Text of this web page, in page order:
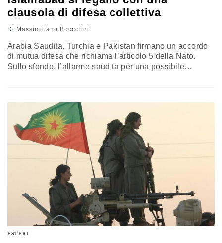
clausola di difesa collettiva
Di Massimiliano Boccolini
Arabia Saudita, Turchia e Pakistan firmano un accordo
di mutua difesa che richiama l’articolo 5 della Nato.
Sullo sfondo, l’allarme saudita per una possibile
ESTERI